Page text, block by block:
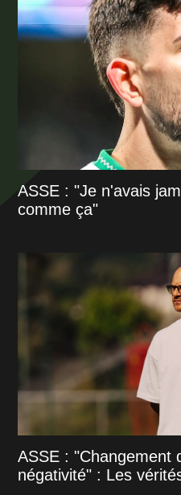
ASSE : "Je n'avais
comme ça"
ASSE : "Changement
négativité" : Les